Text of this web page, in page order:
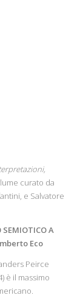
curato da
e Salvatore
SEMIOTICO A
Eco
Peirce
è il massimo